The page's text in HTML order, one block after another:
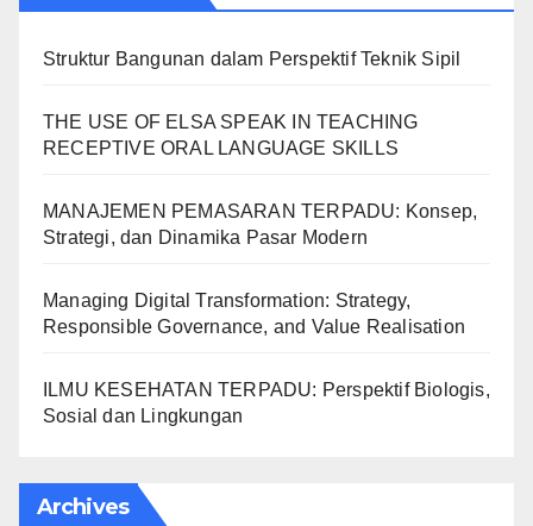
Struktur Bangunan dalam Perspektif Teknik Sipil
THE USE OF ELSA SPEAK IN TEACHING
RECEPTIVE ORAL LANGUAGE SKILLS
MANAJEMEN PEMASARAN TERPADU: Konsep,
Strategi, dan Dinamika Pasar Modern
Managing Digital Transformation: Strategy,
Responsible Governance, and Value Realisation
ILMU KESEHATAN TERPADU: Perspektif Biologis,
Sosial dan Lingkungan
Archives